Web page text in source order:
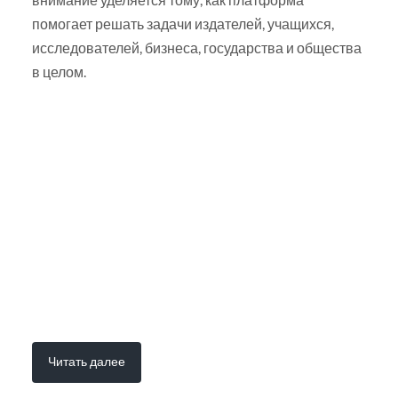
помогает решать задачи издателей, учащихся,
исследователей, бизнеса, государства и общества
в целом.
Читать далее